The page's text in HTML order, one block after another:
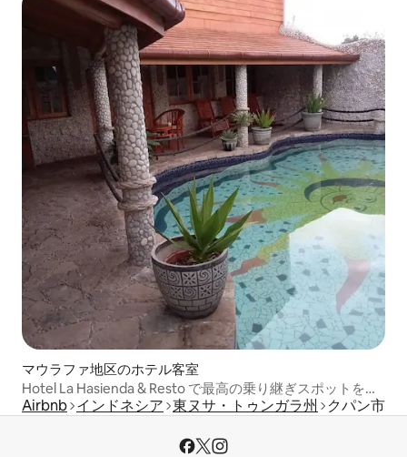
マウラファ地区のホテル客室
Hotel La Hasienda & Resto で最高の乗り継ぎスポットを訪
れよう
Airbnb インドネシア 東ヌサ・トゥンガラ州 クパン市